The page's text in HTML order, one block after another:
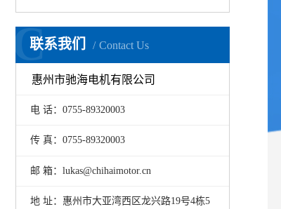
联系我们 Contact Us
C
惠州市驰海电机有限公司
电 话：0755-89320003
传 真：0755-89320003
邮 箱：lukas@chihaimotor.cn
地 址：惠州市大亚湾西区龙兴路19号4栋5